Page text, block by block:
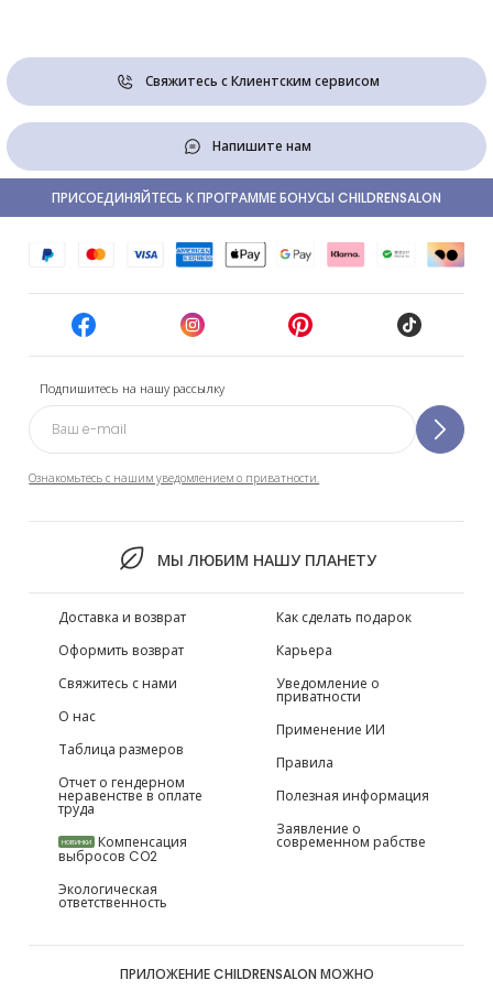
Свяжитесь с Клиентским сервисом
Напишите нам
Подпишитесь на нашу рассылку
Ознакомьтесь с нашим уведомлением о приватности.
МЫ ЛЮБИМ НАШУ ПЛАНЕТУ
ПРИСОЕДИНЯЙТЕСЬ К ПРОГРАММЕ БОНУСЫ CHILDRENSALON
Доставка и возврат
Оформить возврат
Свяжитесь с нами
О нас
Таблица размеров
Отчет о гендерном
неравенстве в оплате
труда
НОВИНКИ Компенсация
выбросов CO2
Экологическая
ответственность
Как сделать подарок
Карьера
Уведомление о
приватности
Применение ИИ
Правила
Полезная информация
Заявление о
современном рабстве
ПРИЛОЖЕНИЕ CHILDRENSALON МОЖНО